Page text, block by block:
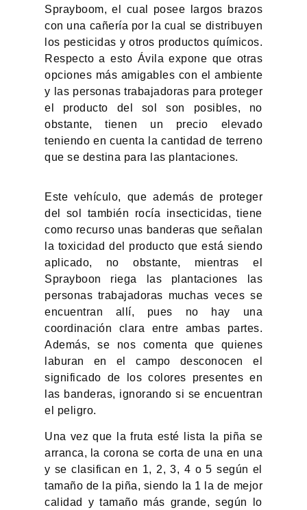
Sprayboom, el cual posee largos brazos
con una cañería por la cual se distribuyen
los pesticidas y otros productos químicos.
Respecto a esto Ávila expone que otras
opciones más amigables con el ambiente
y las personas trabajadoras para proteger
el producto del sol son posibles, no
obstante, tienen un precio elevado
teniendo en cuenta la cantidad de terreno
que se destina para las plantaciones.
Este vehículo, que además de proteger
del sol también rocía insecticidas, tiene
como recurso unas banderas que señalan
la toxicidad del producto que está siendo
aplicado, no obstante, mientras el
Sprayboon riega las plantaciones las
personas trabajadoras muchas veces se
encuentran allí, pues no hay una
coordinación clara entre ambas partes.
Además, se nos comenta que quienes
laburan en el campo desconocen el
significado de los colores presentes en
las banderas, ignorando si se encuentran
el peligro.
Una vez que la fruta esté lista la piña se
arranca, la corona se corta de una en una
y se clasifican en 1, 2, 3, 4 o 5 según el
tamaño de la piña, siendo la 1 la de mejor
calidad y tamaño más grande, según lo